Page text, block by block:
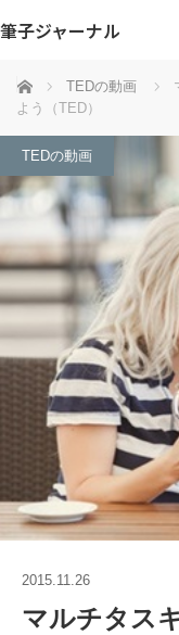
筆子ジャーナル
ホーム TEDの動画
よう（TED）
TEDの動画
2015.11.26
マルチタス